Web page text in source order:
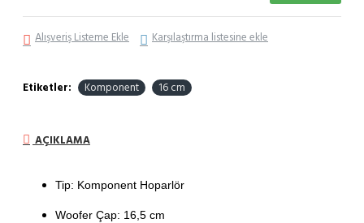
Alışveriş Listeme Ekle Karşılaştırma listesine ekle
Etiketler: Komponent 16 cm
AÇIKLAMA
Tip: Komponent Hoparlör
Woofer Çap: 16,5 cm